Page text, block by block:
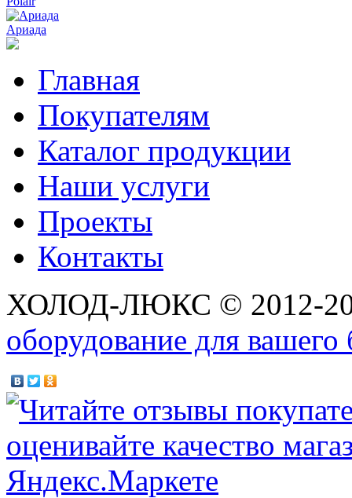
Ариада
Главная
Покупателям
Каталог продукции
Наши услуги
Проекты
Контакты
ХОЛОД-ЛЮКС © 2012-
оборудование для вашего